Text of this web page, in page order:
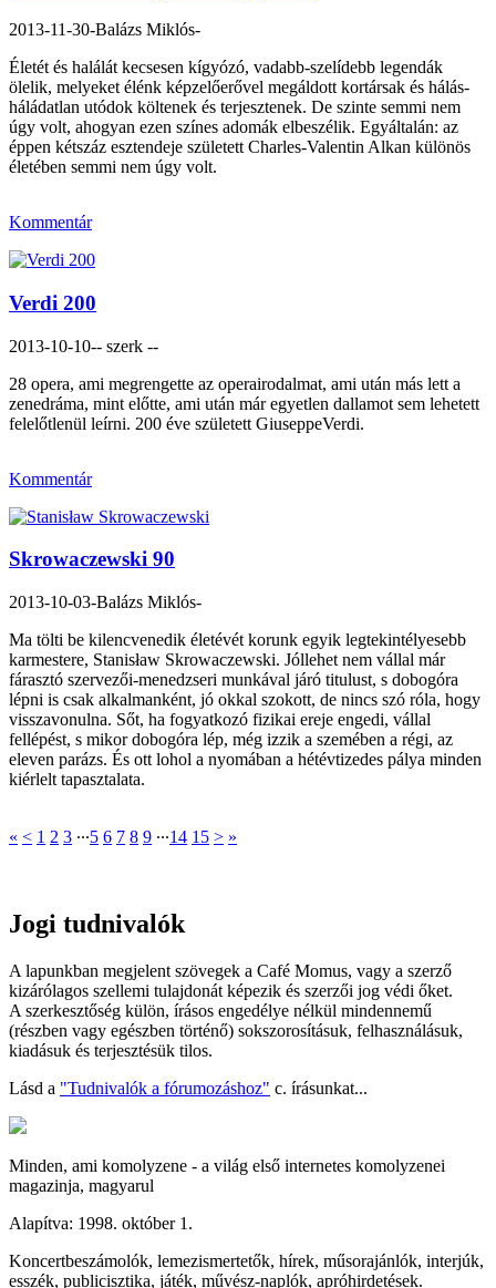
2013-11-30-Balázs Miklós-
Életét és halálát kecsesen kígyózó, vadabb-szelídebb legendák
ölelik, melyeket élénk képzelőerővel megáldott kortársak és hálás-
háládatlan utódok költenek és terjesztenek. De szinte semmi nem
úgy volt, ahogyan ezen színes adomák elbeszélik. Egyáltalán: az
éppen kétszáz esztendeje született Charles-Valentin Alkan különös
életében semmi nem úgy volt.
Kommentár
Verdi 200
2013-10-10-- szerk --
28 opera, ami megrengette az operairodalmat, ami után más lett a
zenedráma, mint előtte, ami után már egyetlen dallamot sem lehetett
felelőtlenül leírni. 200 éve született GiuseppeVerdi.
Kommentár
Skrowaczewski 90
2013-10-03-Balázs Miklós-
Ma tölti be kilencvenedik életévét korunk egyik legtekintélyesebb
karmestere, Stanisław Skrowaczewski. Jóllehet nem vállal már
fárasztó szervezői-menedzseri munkával járó titulust, s dobogóra
lépni is csak alkalmanként, jó okkal szokott, de nincs szó róla, hogy
visszavonulna. Sőt, ha fogyatkozó fizikai ereje engedi, vállal
fellépést, s mikor dobogóra lép, még izzik a szemében a régi, az
eleven parázs. És ott lohol a nyomában a hétévtizedes pálya minden
kiérlelt tapasztalata.
« < 1 2 3 ∙∙∙5 6 7 8 9 ∙∙∙14 15 > »
Jogi tudnivalók
A lapunkban megjelent szövegek a Café Momus, vagy a szerző
kizárólagos szellemi tulajdonát képezik és szerzői jog védi őket.
A szerkesztőség külön, írásos engedélye nélkül mindennemű
(részben vagy egészben történő) sokszorosításuk, felhasználásuk,
kiadásuk és terjesztésük tilos.
Lásd a "Tudnivalók a fórumozáshoz" c. írásunkat...
Minden, ami komolyzene - a világ első internetes komolyzenei
magazinja, magyarul
Alapítva: 1998. október 1.
Koncertbeszámolók, lemezismertetők, hírek, műsorajánlók, interjúk,
esszék, publicisztika, játék, művész-naplók, apróhirdetések.